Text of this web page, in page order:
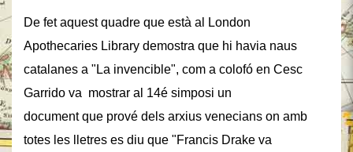
De fet aquest quadre que està al London
Apothecaries Library demostra que hi havia naus
catalanes a "La invencible", com a colofó en Cesc
Garrido va mostrar al 14é simposi un
document que prové dels arxius venecians on amb
totes les lletres es diu que "Francis Drake va